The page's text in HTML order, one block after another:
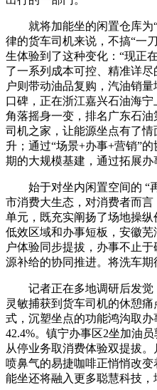
就将加能坐的闲置仓库为“
律的货车司机来说，不搞“一
生体验到了这种变化：“现正
了一系列成本可控、精准详
户则带动油品复购，汽油销
口碑，正在浙江嘉兴石油海
角落摇身一变，排名广东石
司机之家，让能源坐点有了
升；通过“场景+办事+营销”
期的大规模基建，通过拓展办
始于对坐内闲置空间的 “
市消费大生态，对消费者而
单元，既充实阐扬了场地操纵
低效区域和办事短板，安徽
户体验同步提拔，办事不止
源补给的协同推进。将洗车期
记者正在多地调研后发觉
灵敏捕获到货车司机的休憩
式，沉塑坐点的功能鸿沟取
42.4%。镇宁办事区2坐加油
从停业务取消费体验双提拔
喷鼻气的易捷咖啡正悄悄改
能坐还将融入更多聪慧科技，